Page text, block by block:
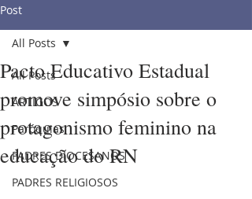
Post
All Posts
ARTIGOS
Paróquias
PADRES DIOCESANOS
PADRES RELIGIOSOS
All Posts
Pacto Educativo Estadual
promove simpósio sobre o
protagonismo feminino na
educação do RN